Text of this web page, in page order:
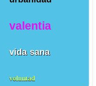
valentia
vida sana
voluntad